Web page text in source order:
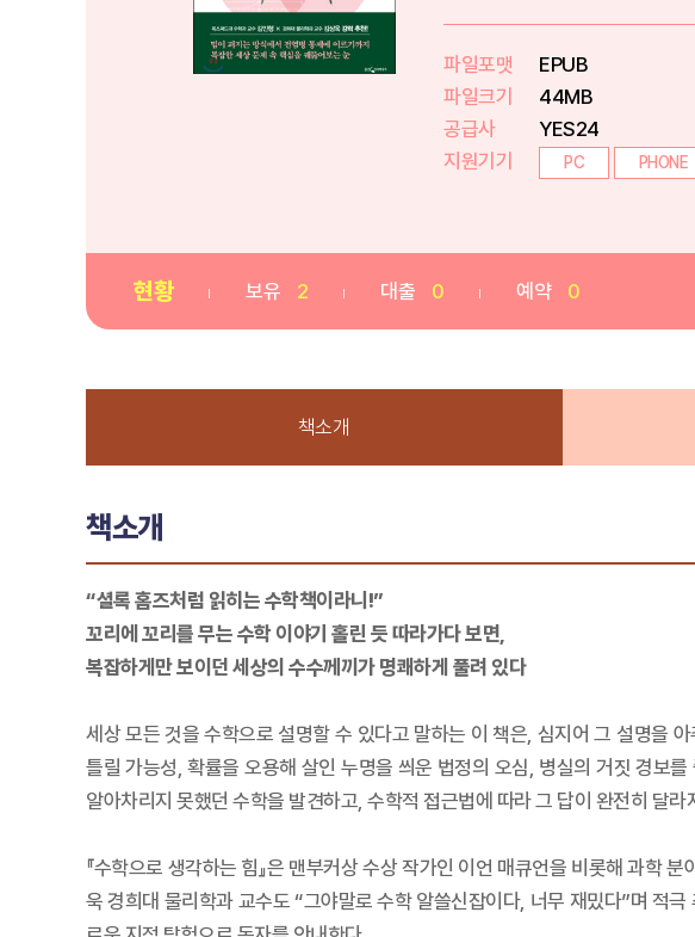
파일포맷
EPUB
파일크기
44MB
공급사
YES24
지원기기
PC PHONE
현황 보유 2 대출 0 예약 0
책소개
책소개
“셜록 홈즈처럼 읽히는 수학책이라니!”
꼬리에 꼬리를 무는 수학 이야기 홀린 듯 따라가다 보면,
복잡하게만 보이던 세상의 수수께끼가 명쾌하게 풀려 있다
세상 모든 것을 수학으로 설명할 수 있다고 말하는 이 책은, 심지어 그 설명을
틀릴 가능성, 확률을 오용해 살인 누명을 씌운 법정의 오심, 병실의 거짓 경보
알아차리지 못했던 수학을 발견하고, 수학적 접근법에 따라 그 답이 완전히 달
『수학으로 생각하는 힘』은 맨부커상 수상 작가인 이언 매큐언을 비롯해 과학
욱 경희대 물리학과 교수도 “그야말로 수학 알쓸신잡이다, 너무 재밌다”며 적